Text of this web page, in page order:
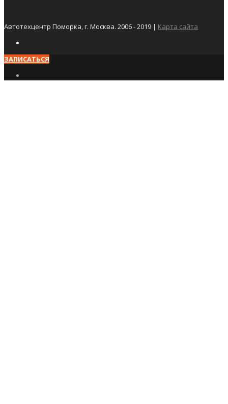
Автотехцентр Поморка, г. Москва. 2006 - 2019 | Карта сайта
ЗАПИСАТЬСЯ